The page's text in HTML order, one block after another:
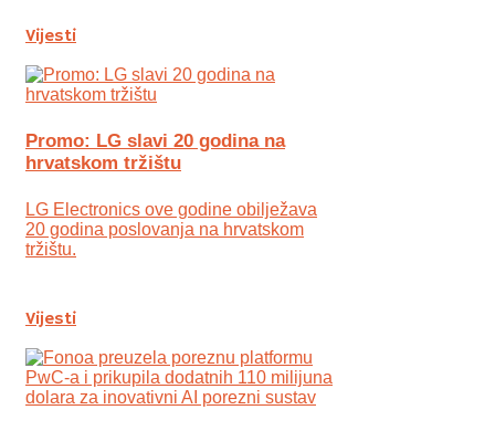
Vijesti
Promo: LG slavi 20 godina na
hrvatskom tržištu
LG Electronics ove godine obilježava
20 godina poslovanja na hrvatskom
tržištu.
Vijesti